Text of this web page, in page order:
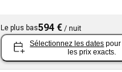
Le plus bas594 €/ nuit
Sélectionnez les dates
les prix exacts.